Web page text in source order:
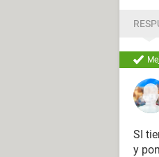
SI
y